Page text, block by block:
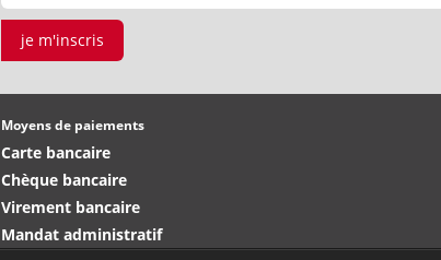
je m'inscris
Moyens de paiements
Carte bancaire
Chèque bancaire
Virement bancaire
Mandat administratif